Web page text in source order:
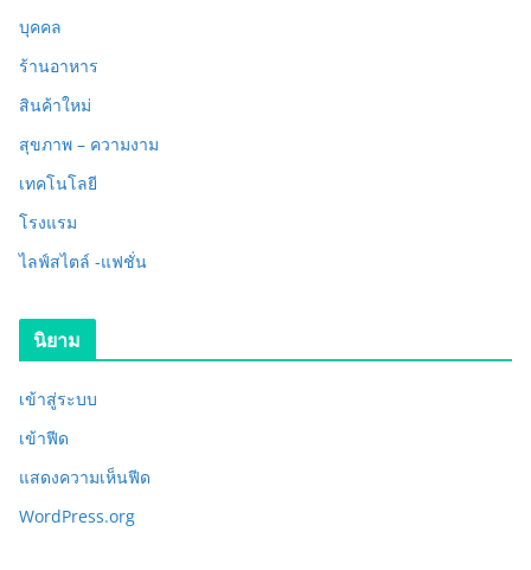
บุคคล
ร้านอาหาร
สินค้าใหม่
สุขภาพ – ความงาม
เทคโนโลยี
โรงแรม
ไลฟ์สไตล์ -แฟชั่น
นิยาม
เข้าสู่ระบบ
เข้าฟีด
แสดงความเห็นฟีด
WordPress.org